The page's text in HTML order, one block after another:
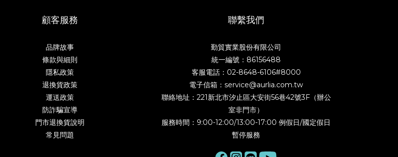
顧客服務
品牌故事
條款與細則
隱私政策
退換貨政策
運送政策
防詐騙宣導
門市退換貨說明
常見問題
聯繫我們
勤貿實業股份有限公司
統一編號：86156488
客服電話：02-8648-6106#8000
電子信箱：service@aurlia.com.tw
聯絡地址：221新北市汐止區大安街56巷42號3F（辦公
室非門市）
服務時間：9:00-12:00/13:00-17:00 例假日/國定假日
暫停服務